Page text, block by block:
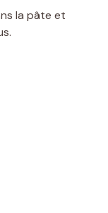
la pâte et